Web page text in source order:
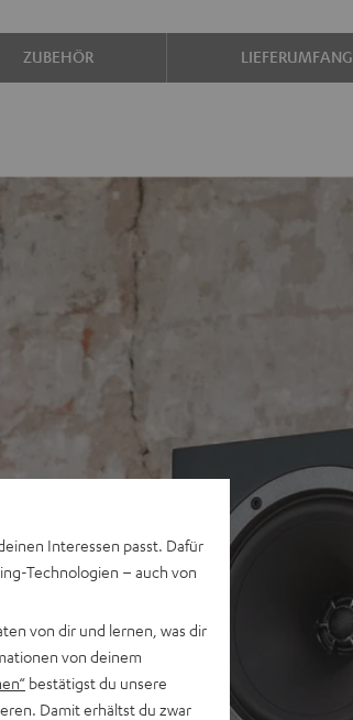
ZUBEHÖR LIEFERUMFANG
Interessen passt. Dafür
Technologien – auch von
von dir und lernen, was dir
von deinem
bestätigst du unsere
Damit erhältst du zwar